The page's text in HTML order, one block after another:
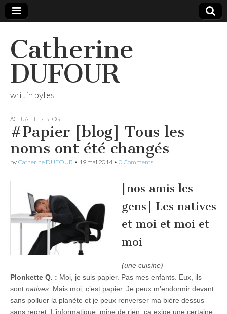
Catherine
DUFOUR
writ in bytes
ACTUALITÉS BLOG
#Papier [blog] Tous les
noms ont été changés
by Catherine DUFOUR • 19 mai 2014• 0 Comments
[nos amis les
gens] Les natives
et moi et moi et
moi
(une cuisine)
Plonkette Q. : Moi, je suis papier. Pas mes enfants. Eux, ils
sont natives . Mais moi, c’est papier. Je peux m’endormir devant
sans polluer la planète et je peux renverser ma bière dessus
sans regret. L’informatique, mine de rien, ça exige une certaine